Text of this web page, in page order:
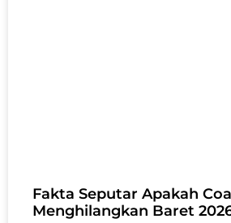
Fakta Seputar Apakah
Menghilangkan Baret